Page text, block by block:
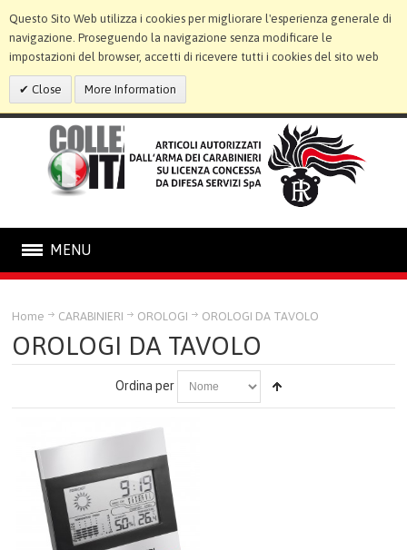
Questo Sito Web utilizza i cookies per migliorare l'esperienza generale di
navigazione. Proseguendo la navigazione senza modificare le
impostazioni del browser, accetti di ricevere tutti i cookies del sito web
Close More Information
MENU
STATUE E CORNICI
OROLOGI DA TAVOLO
OROLOGI DA POLSO
Home CARABINIERI OROLOGI OROLOGI DA TAVOLO
OROLOGI DA TAVOLO
Ordina per